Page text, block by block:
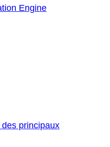
Engine
principaux